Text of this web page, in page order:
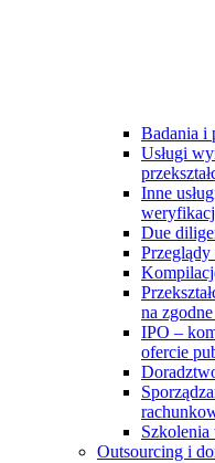
Badania i
Usługi
Inne
Due
na
IPO –
ofercie
Szkolenia
Outsourcing i